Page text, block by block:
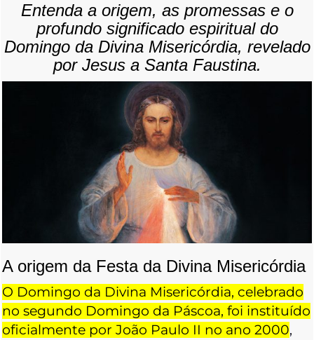
Entenda a origem, as promessas e o
profundo significado espiritual do
Domingo da Divina Misericórdia, revelado
por Jesus a Santa Faustina.
A origem da Festa da Divina Misericórdia
O Domingo da Divina Misericórdia, celebrado
no segundo Domingo da Páscoa, foi instituído
oficialmente por João Paulo II no ano 2000,